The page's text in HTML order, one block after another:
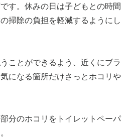
す。休みの日は子どもとの時間
掃除の負担を軽減するようにし
ことができるよう、近くにブラ
になる箇所だけさっとホコリや
分のホコリをトイレットペーパ